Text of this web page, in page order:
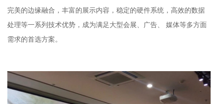
完美的边缘融合，丰富的展示内容，稳定的硬件系统，高效的数据
处理等一系列技术优势，成为满足大型会展、广告、 媒体等多方面
需求的首选方案。